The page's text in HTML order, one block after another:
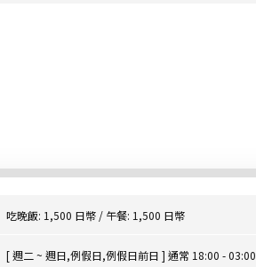
吃晚飯: 1,500 日幣 / 午餐: 1,500 日幣
[ 週二 ~ 週日,例假日,例假日前日 ] 通常 18:00 - 03:00